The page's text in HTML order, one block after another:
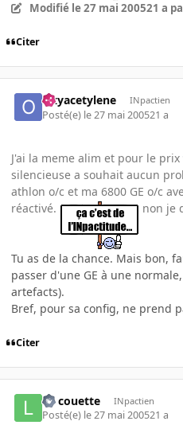
Modifié le 27 mai 200521 a
Citer
Oxyacetylene INpactien
Posté(e) le 27 mai 200521 a
J'ai la meme alim et pour le prix
silencieuse a souhait aucun
athlon o/c et ma 6800 GE o/c
réactivé.
non je
Tu as de la chance. Mais bon,
passer d'une GE à une
artefacts).
Bref, pour sa config, ne prend
Citer
La couette INpactien
Posté(e) le 27 mai 200521 a